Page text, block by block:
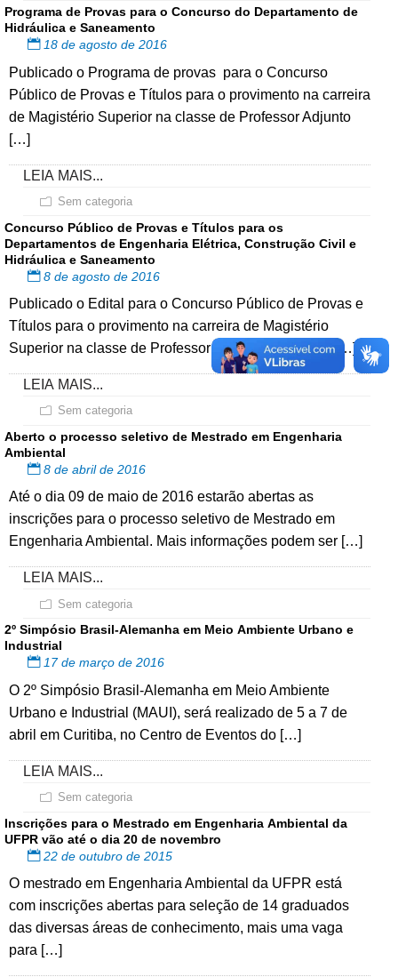
Programa de Provas para o Concurso do Departamento de
Hidráulica e Saneamento
18 de agosto de 2016
Publicado o Programa de provas para o Concurso
Público de Provas e Títulos para o provimento na carreira
de Magistério Superior na classe de Professor Adjunto
[…]
LEIA MAIS...
Sem categoria
Concurso Público de Provas e Títulos para os
Departamentos de Engenharia Elétrica, Construção Civil e
Hidráulica e Saneamento
8 de agosto de 2016
Publicado o Edital para o Concurso Público de Provas e
Títulos para o provimento na carreira de Magistério
Superior na classe de Professor Adjunto A, Regime […]
LEIA MAIS...
Sem categoria
Aberto o processo seletivo de Mestrado em Engenharia
Ambiental
8 de abril de 2016
Até o dia 09 de maio de 2016 estarão abertas as
inscrições para o processo seletivo de Mestrado em
Engenharia Ambiental. Mais informações podem ser […]
LEIA MAIS...
Sem categoria
2º Simpósio Brasil-Alemanha em Meio Ambiente Urbano e
Industrial
17 de março de 2016
O 2º Simpósio Brasil-Alemanha em Meio Ambiente
Urbano e Industrial (MAUI), será realizado de 5 a 7 de
abril em Curitiba, no Centro de Eventos do […]
LEIA MAIS...
Sem categoria
Inscrições para o Mestrado em Engenharia Ambiental da
UFPR vão até o dia 20 de novembro
22 de outubro de 2015
O mestrado em Engenharia Ambiental da UFPR está
com inscrições abertas para seleção de 14 graduados
das diversas áreas de conhecimento, mais uma vaga
para […]